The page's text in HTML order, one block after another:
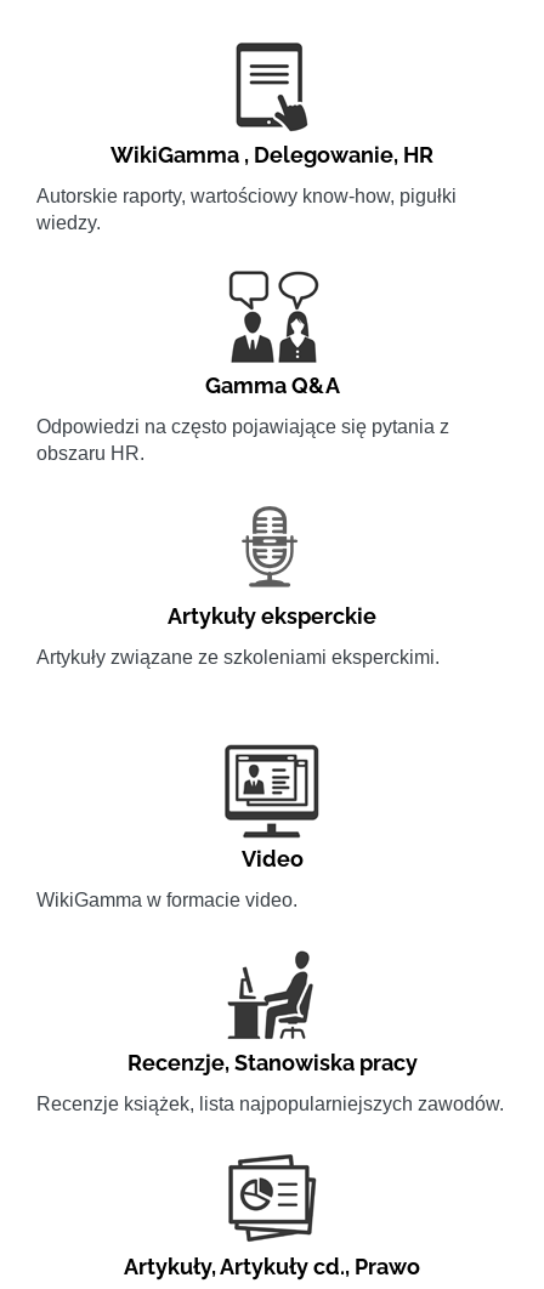
WikiGamma , Delegowanie, HR
Autorskie raporty, wartościowy know-how, pigułki
wiedzy.
Gamma Q&A
Odpowiedzi na często pojawiające się pytania z
obszaru HR.
Artykuły eksperckie
Artykuły związane ze szkoleniami eksperckimi.
Video
WikiGamma w formacie video.
Recenzje,Stanowiska pracy
Recenzje książek, lista najpopularniejszych zawodów.
Artykuły,Artykuły cd., Prawo